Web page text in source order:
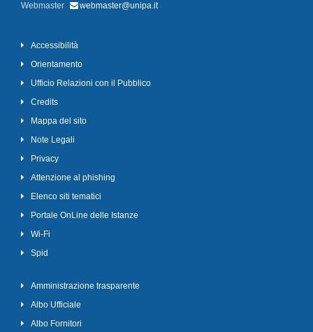
Webmaster
webmaster@unipa.it
Accessibilità
Orientamento
Ufficio Relazioni con il Pubblico
Credits
Mappa del sito
Note Legali
Privacy
Attenzione al phishing
Elenco siti tematici
Portale OnLine delle Istanze
Wi-Fi
Spid
Amministrazione trasparente
Albo Ufficiale
Albo Fornitori